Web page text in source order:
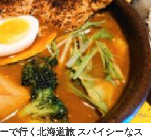
で行く北海道旅 スパイシーなス